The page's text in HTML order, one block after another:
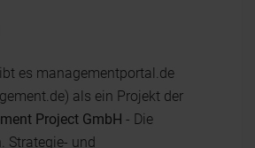
es managementportal.de
als ein Projekt der
Project GmbH - Die
Strategie- und